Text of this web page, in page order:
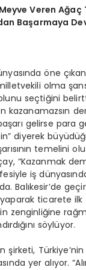
Veren Ağaç
Başarmaya
öne
olma
seçtiğini
kazanamazsın
gelirse para
diyerek
temelini
“Kazanmak
iş
Balıkesir’de
ticarete ilk
zenginliğine
söylüyor.
şirketi,
yer alıyor.